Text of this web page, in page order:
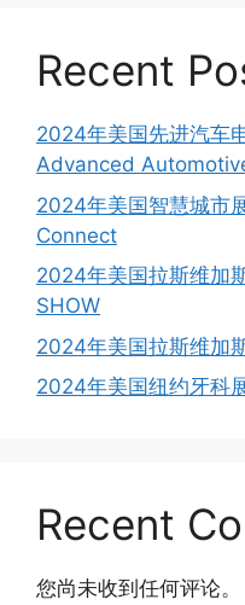
Recent
2024年美国先进汽车
Advanced
2024年美国智慧城市
Connect
2024年美国拉斯维加
SHOW
2024年美国拉斯维加
2024年美国纽约牙科
Recent
您尚未收到任何评论。